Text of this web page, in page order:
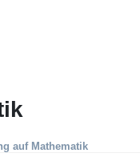
auf Mathematik